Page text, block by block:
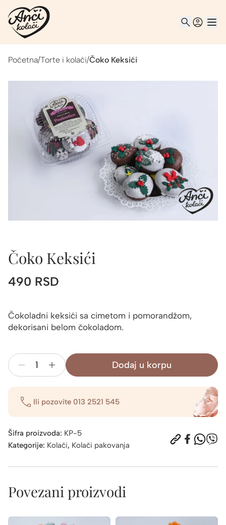
Početna/Torte i kolači/Čoko Keksići
Čoko Keksići
490 RSD
Čokoladni keksići sa cimetom i pomorandžom,
dekorisani belom čokoladom.
količina
Dodaj u korpu
Ili pozovite 013 2521 545
Šifra proizvoda: KP-5
Kategorije: Kolači, Kolači pakovanja
Povezani proizvodi